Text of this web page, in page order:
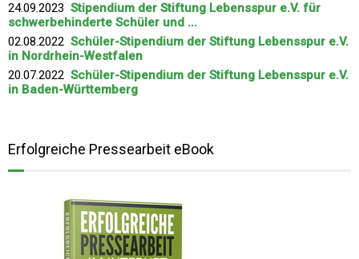
24.09.2023 Stipendium der Stiftung Lebensspur e.V. für
schwerbehinderte Schüler und ...
02.08.2022 Schüler-Stipendium der Stiftung Lebensspur e.V.
in Nordrhein-Westfalen
20.07.2022 Schüler-Stipendium der Stiftung Lebensspur e.V.
in Baden-Württemberg
Erfolgreiche Pressearbeit eBook